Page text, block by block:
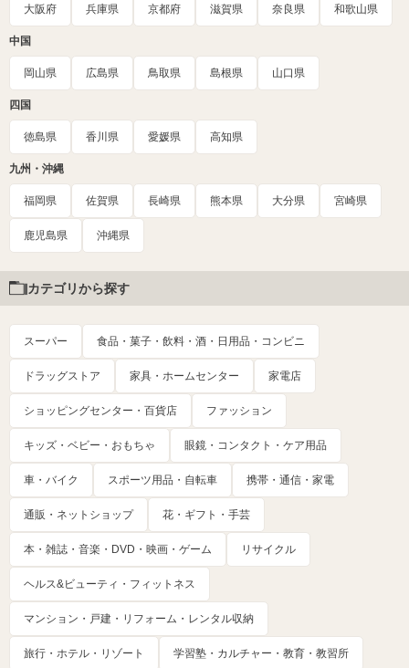
大阪府 兵庫県 京都府 滋賀県 奈良県 和歌山県
中国
岡山県 広島県 鳥取県 島根県 山口県
四国
徳島県 香川県 愛媛県 高知県
九州・沖縄
福岡県 佐賀県 長崎県 熊本県 大分県 宮崎県
鹿児島県 沖縄県
カテゴリから探す
スーパー 食品・菓子・飲料・酒・日用品・コンビニ
ドラッグストア 家具・ホームセンター 家電店
ショッピングセンター・百貨店 ファッション
キッズ・ベビー・おもちゃ 眼鏡・コンタクト・ケア用品
車・バイク スポーツ用品・自転車 携帯・通信・家電
通販・ネットショップ 花・ギフト・手芸
本・雑誌・音楽・DVD・映画・ゲーム リサイクル
ヘルス&ビューティ・フィットネス
マンション・戸建・リフォーム・レンタル収納
旅行・ホテル・リゾート 学習塾・カルチャー・教育・教習所